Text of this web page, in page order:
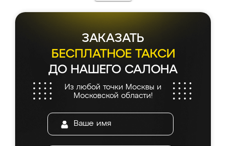
ЗАКАЗАТЬ
БЕСПЛАТНОЕ ТАКСИ
ДО НАШЕГО САЛОНА
Из любой точки Москвы и
Московской области!